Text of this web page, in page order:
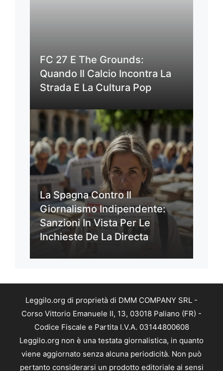
FC 27 E The Grounds:
Quando Il Calcio Incontra La
Strada E La Cultura Pop
La Spagna Contro Il
Giornalismo Indipendente:
Sanzioni In Vista Per Le
Inchieste De La Directa
Leggilo.org di proprietà di DMM COMPANY SRL -
Corso Vittorio Emanuele II, 13, 03018 Paliano (FR) -
Codice Fiscale e Partita I.V.A. 03144800608
Leggilo.org non è una testata giornalistica, in quanto
viene aggiornato senza alcuna periodicità. Non può
pertanto considerarsi un prodotto editoriale ai sensi